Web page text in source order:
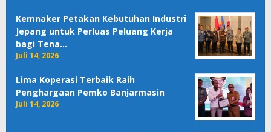
Kemnaker Petakan Kebutuhan Industri
Jepang untuk Perluas Peluang Kerja
bagi Tena…
Juli 14, 2026
Lima Koperasi Terbaik Raih
Penghargaan Pemko Banjarmasin
Juli 14, 2026